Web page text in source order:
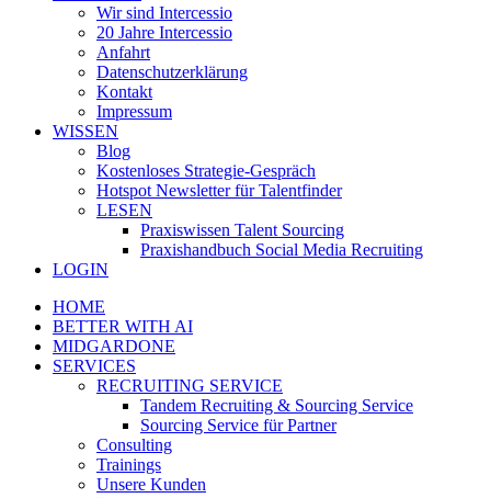
Wir sind Intercessio
20 Jahre Intercessio
Anfahrt
Datenschutzerklärung
Kontakt
Impressum
WISSEN
Blog
Kostenloses Strategie-Gespräch
Hotspot Newsletter für Talentfinder
LESEN
Praxiswissen Talent Sourcing
Praxishandbuch Social Media Recruiting
LOGIN
HOME
BETTER WITH AI
MIDGARDONE
SERVICES
RECRUITING SERVICE
Tandem Recruiting & Sourcing Service
Sourcing Service für Partner
Consulting
Trainings
Unsere Kunden